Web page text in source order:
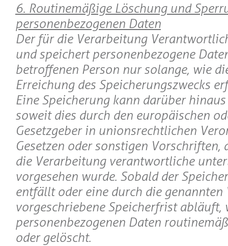
6. Routinemäßige Löschung und
personenbezogenen Daten
Der für die Verarbeitung
und speichert personenbezogene
betroffenen Person nur solange, wie
Erreichung des Speicherungszwecks
Eine Speicherung kann darüber
soweit dies durch den europäischen
Gesetzgeber in unionsrechtlichen
Gesetzen oder sonstigen Vorschriften,
die Verarbeitung verantwortliche
vorgesehen wurde. Sobald der
entfällt oder eine durch die genannten
vorgeschriebene Speicherfrist abläuft,
personenbezogenen Daten
oder gelöscht.